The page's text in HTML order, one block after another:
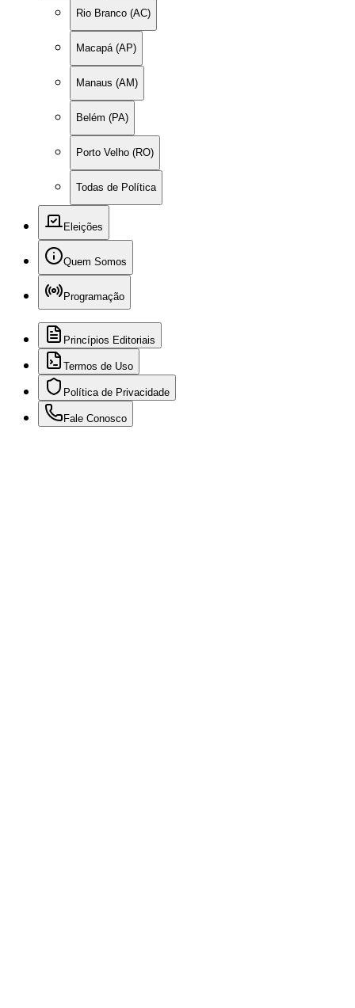
Rio Branco (AC)
Macapá (AP)
Manaus (AM)
Belém (PA)
Porto Velho (RO)
Todas de Política
Eleições
Quem Somos
Programação
Princípios Editoriais
Termos de Uso
Política de Privacidade
Fale Conosco